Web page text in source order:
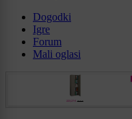
Dogodki
Igre
Forum
Mali oglasi